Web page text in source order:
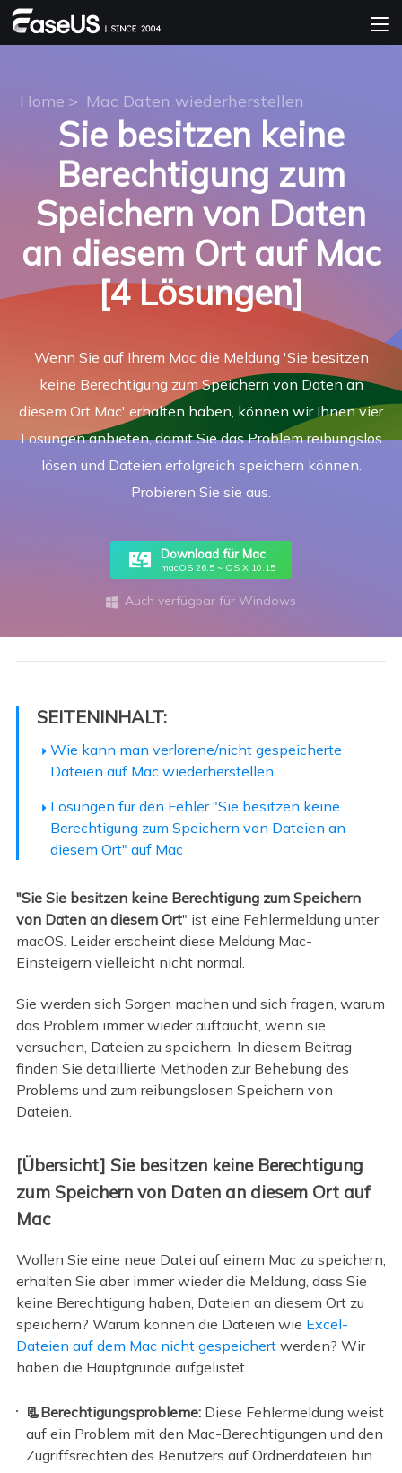
Home > Mac Daten wiederherstellen
Sie besitzen keine
Berechtigung zum
Speichern von Daten
an diesem Ort auf Mac
[4 Lösungen]
Wenn Sie auf Ihrem Mac die Meldung 'Sie besitzen
keine Berechtigung zum Speichern von Daten an
diesem Ort Mac' erhalten haben, können wir Ihnen vier
Lösungen anbieten, damit Sie das Problem reibungslos
lösen und Dateien erfolgreich speichern können.
Probieren Sie sie aus.
Download für Mac
macOS 26.5 ~ OS X 10.15
 Auch verfügbar für Windows
SEITENINHALT:
Wie kann man verlorene/nicht gespeicherte
Dateien auf Mac wiederherstellen
Lösungen für den Fehler "Sie besitzen keine
Berechtigung zum Speichern von Dateien an
diesem Ort" auf Mac
"Sie Sie besitzen keine Berechtigung zum Speichern
von Daten an diesem Ort" ist eine Fehlermeldung unter
macOS. Leider erscheint diese Meldung Mac-
Einsteigern vielleicht nicht normal.
Sie werden sich Sorgen machen und sich fragen, warum
das Problem immer wieder auftaucht, wenn sie
versuchen, Dateien zu speichern. In diesem Beitrag
finden Sie detaillierte Methoden zur Behebung des
Problems und zum reibungslosen Speichern von
Dateien.
[Übersicht] Sie besitzen keine Berechtigung
zum Speichern von Daten an diesem Ort auf
Mac
Wollen Sie eine neue Datei auf einem Mac zu speichern,
erhalten Sie aber immer wieder die Meldung, dass Sie
keine Berechtigung haben, Dateien an diesem Ort zu
speichern? Warum können die Dateien wie Excel-
Dateien auf dem Mac nicht gespeichertwerden? Wir
haben die Hauptgründe aufgelistet.
📃Berechtigungsprobleme: Diese Fehlermeldung weist
auf ein Problem mit den Mac-Berechtigungen und den
Zugriffsrechten des Benutzers auf Ordnerdateien hin.